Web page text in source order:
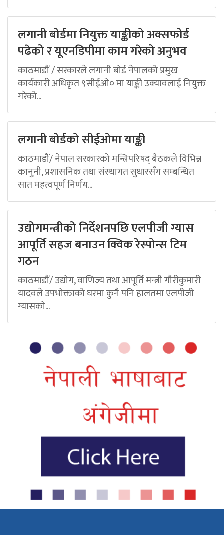
लगानी बोर्डमा नियुक्त याङ्कीको अक्सफोर्ड
पढेको र यूएनडिपीमा काम गरेको अनुभव
काठमाडौं / सरकारले लगानी बोर्ड नेपालको प्रमुख
कार्यकारी अधिकृत ९सीईओ० मा याङ्की उक्यावलाई नियुक्त
गरेको...
लगानी बोर्डको सीईओमा याङ्की
काठमाडौं/ नेपाल सरकारको मन्त्रिपरिषद् बैठकले विभिन्न
कानुनी, प्रशासनिक तथा संस्थागत सुधारसँग सम्बन्धित
सात महत्वपूर्ण निर्णय...
उद्योगमन्त्रीको निर्देशनपछि एलपीजी ग्यास
आपूर्ति सहज बनाउन क्विक रेस्पोन्स टिम
गठन
काठमाडौं/ उद्योग, वाणिज्य तथा आपूर्ति मन्त्री गौरीकुमारी
यादवले उपभोक्ताको घरमा कुनै पनि हालतमा एलपीजी
ग्यासको...